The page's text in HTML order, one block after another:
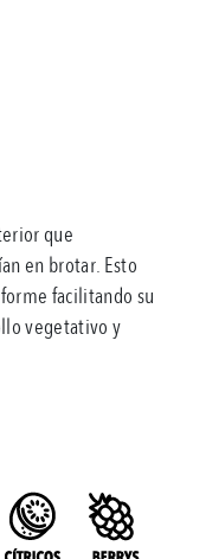
que
en brotar. Esto
facilitando su
vegetativo y